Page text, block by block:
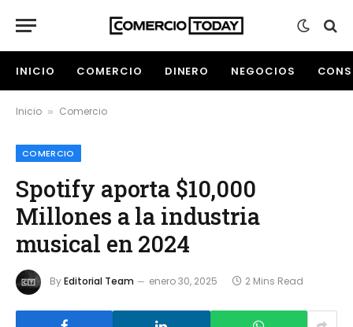
INICIO COMERCIO DINERO NEGOCIOS
Inicio » Comercio
COMERCIO
Spotify aporta $10,000
Millones a la industria
musical en 2024
ByEditorial Team enero 30, 2025 2 Mins Read